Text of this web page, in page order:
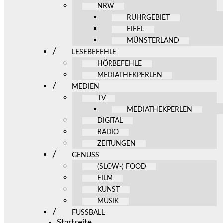
NRW
RUHRGEBIET
EIFEL
MÜNSTERLAND
LESEBEFEHLE
HÖRBEFEHLE
MEDIATHEKPERLEN
MEDIEN
TV
MEDIATHEKPERLEN
DIGITAL
RADIO
ZEITUNGEN
GENUSS
(SLOW-) FOOD
FILM
KUNST
MUSIK
FUSSBALL